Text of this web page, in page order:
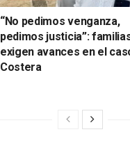
“No pedimos venganza,
pedimos justicia”:
exigen avances en el
Costera